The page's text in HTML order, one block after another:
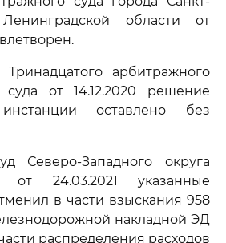
области от
арбитражного
суда от 14.12.2020 решение
оставлено без
Северо-Западного округа
от 24.03.2021 указанные
в части взыскания 958
накладной ЭД
распределения расходов